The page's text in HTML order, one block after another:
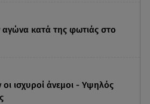
αγώνα κατά της φωτιάς στο
ισχυροί άνεμοι - Υψηλός